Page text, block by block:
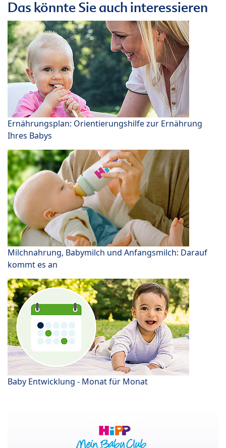
Das könnte Sie auch interessieren
Ernährungsplan: Orientierungshilfe zur Ernährung
Ihres Babys
Milchnahrung, Babymilch und Anfangsmilch: Darauf
kommt es an
Baby Entwicklung - Monat für Monat